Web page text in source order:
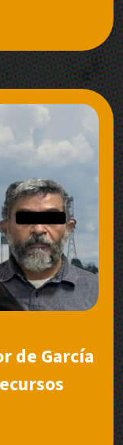
de García